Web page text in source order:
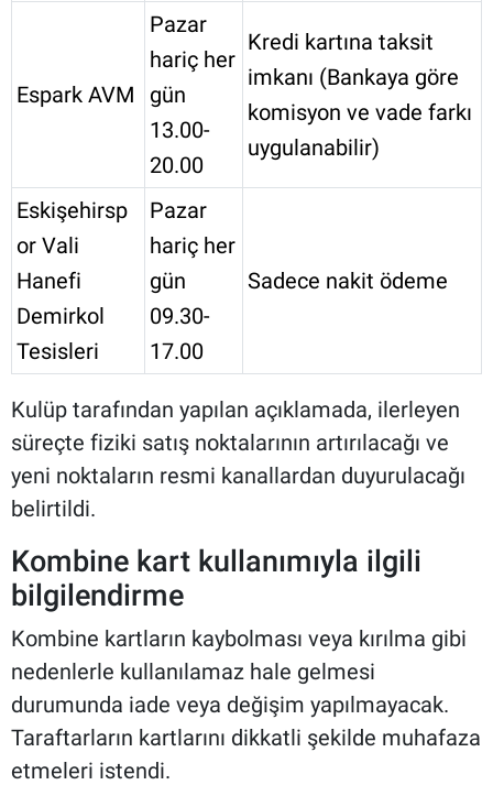
Espark AVM
Pazar
hariç her
gün
13.00-
20.00
Kredi kartına taksit
imkanı (Bankaya göre
komisyon ve vade farkı
uygulanabilir)
Eskişehirsp
or Vali
Hanefi
Demirkol
Tesisleri
Pazar
hariç her
gün
09.30-
17.00
Sadece nakit ödeme
Kulüp tarafından yapılan açıklamada, ilerleyen
süreçte fiziki satış noktalarının artırılacağı ve
yeni noktaların resmi kanallardan duyurulacağı
belirtildi.
Kombine kart kullanımıyla ilgili
bilgilendirme
Kombine kartların kaybolması veya kırılma gibi
nedenlerle kullanılamaz hale gelmesi
durumunda iade veya değişim yapılmayacak.
Taraftarların kartlarını dikkatli şekilde muhafaza
etmeleri istendi.